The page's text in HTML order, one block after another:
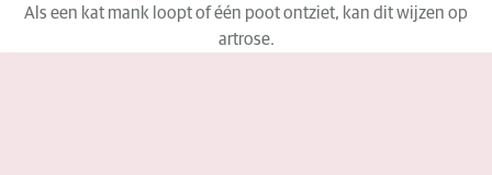
Als een kat mank loopt of één poot ontziet, kan dit wijzen op
artrose.